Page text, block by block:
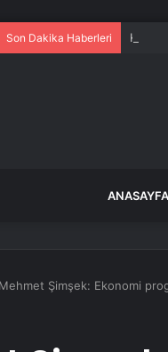
Son Dakika Haberleri
ANASAYFA
Mehmet Şimşek: Ekonomi